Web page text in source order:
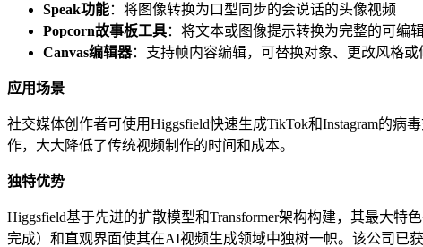
Speak功能：将图像转换为口型同步的会说话的头像视频
Popcorn故事板工具：将文本或图像提示转换为完整的可编
Canvas编辑器：支持帧内容编辑，可替换对象、更改风格或
应用场景
社交媒体创作者可使用Higgsfield快速生成TikTok和Instagram的
作，大大降低了传统视频制作的时间和成本。
独特优势
Higgsfield基于先进的扩散模型和Transformer架构构建，其最大
完成）和直观界面使其在AI视频生成领域中独树一帜。该公司已